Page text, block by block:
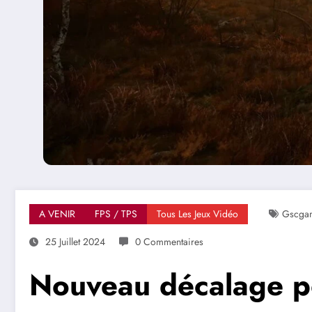
A VENIR FPS / TPS Tous Les Jeux Vidéo
25 Juillet 2024
0 Commentaires
Nouveau décalage